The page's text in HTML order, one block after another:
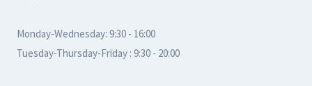
Monday-Wednesday: 9:30 - 16:00
Tuesday-Thursday-Friday : 9:30 - 20:00